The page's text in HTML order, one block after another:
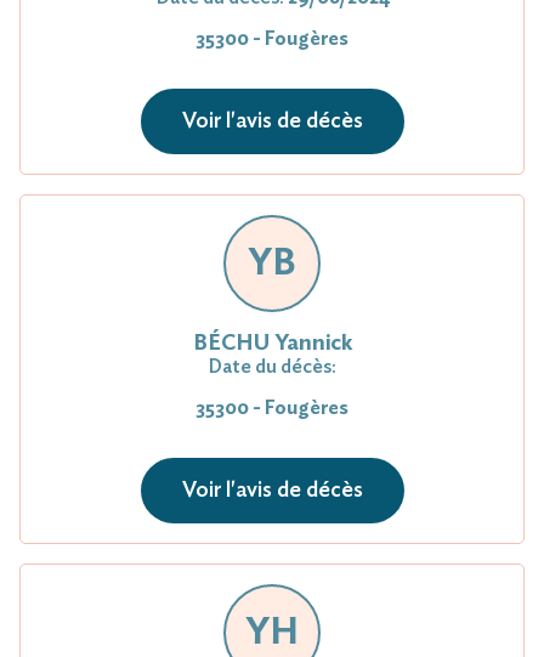
35300 - Fougères
Voir l'avis de décès
YB
BÉCHU Yannick
Date du décès:
35300 - Fougères
Voir l'avis de décès
YH